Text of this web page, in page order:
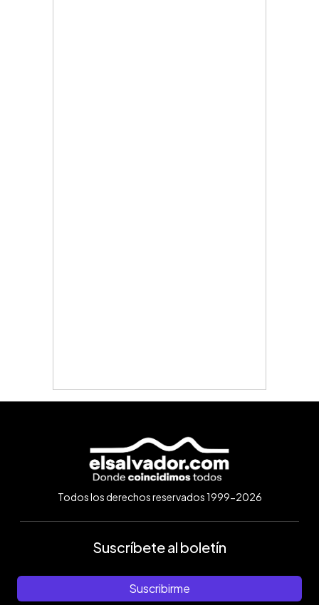
Todos los derechos reservados 1999-2026
Suscríbete al boletín
Suscribirme